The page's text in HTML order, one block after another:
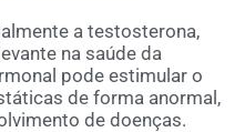
a testosterona,
na saúde da
pode estimular o
de forma anormal,
de doenças.